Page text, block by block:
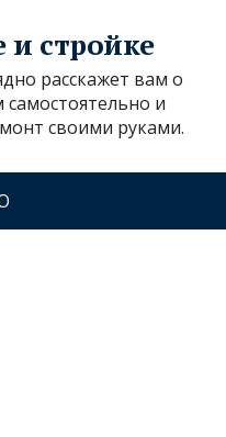
и стройке
расскажет вам о
и
своими руками.